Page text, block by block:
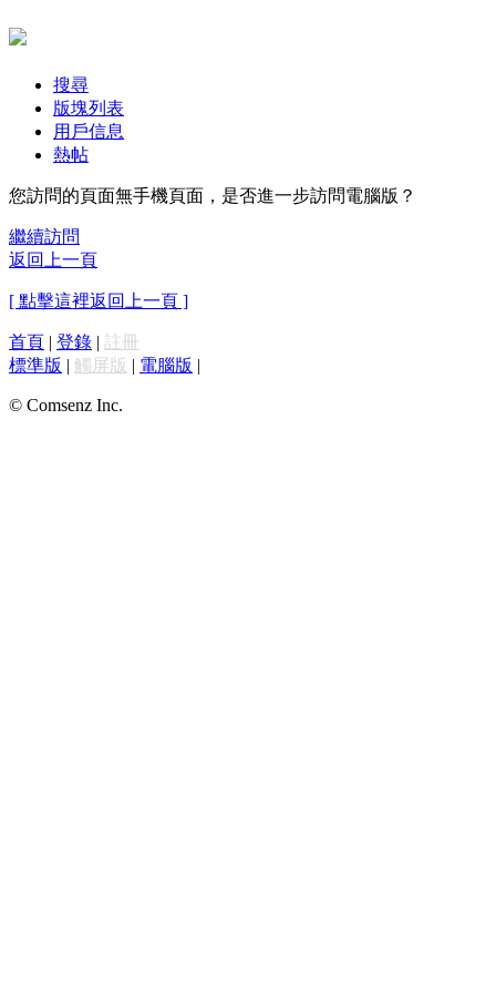
搜尋
版塊列表
用戶信息
熱帖
您訪問的頁面無手機頁面，是否進一步訪問電腦版？
繼續訪問
返回上一頁
[ 點擊這裡返回上一頁 ]
首頁 | 登錄 | 註冊
標準版 | 觸屏版 | 電腦版 |
© Comsenz Inc.